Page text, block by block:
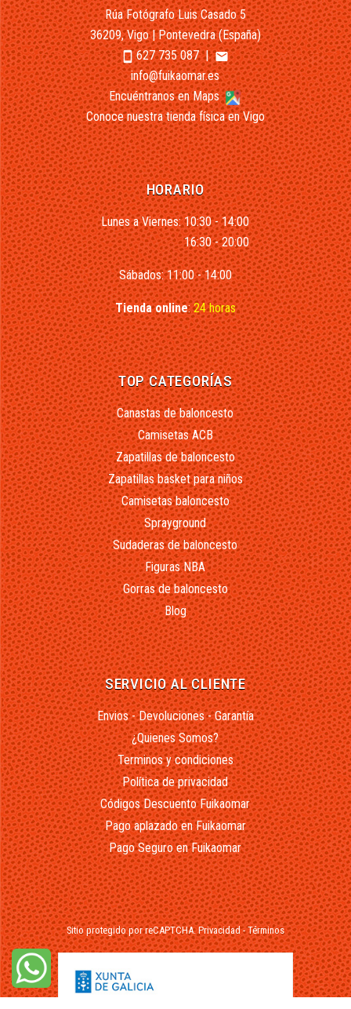
Rúa Fotógrafo Luis Casado 5
36209, Vigo | Pontevedra (España)
smartphone627 735 087|email
info@fuikaomar.es
Encuéntranos en Maps
Conoce nuestra tienda física en Vigo
HORARIO
Lunes a Viernes: 10:30 - 14:00
16:30 - 20:00
Sábados: 11:00 - 14:00
Tienda online:24 horas
TOP CATEGORÍAS
Canastas de baloncesto
Camisetas ACB
Zapatillas de baloncesto
Zapatillas basket para niños
Camisetas baloncesto
Sprayground
Sudaderas de baloncesto
Figuras NBA
Gorras de baloncesto
Blog
SERVICIO AL CLIENTE
Envios - Devoluciones - Garantía
¿Quienes Somos?
Terminos y condiciones
Política de privacidad
Códigos Descuento Fuikaomar
Pago aplazado en Fuikaomar
Pago Seguro en Fuikaomar
Sitio protegido por reCAPTCHA.Privacidad-Términos